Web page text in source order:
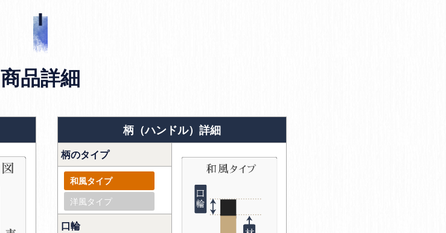
商品詳細
柄（ハンドル）詳細
柄のタイプ
和風タイプ
洋風タイプ
口輪